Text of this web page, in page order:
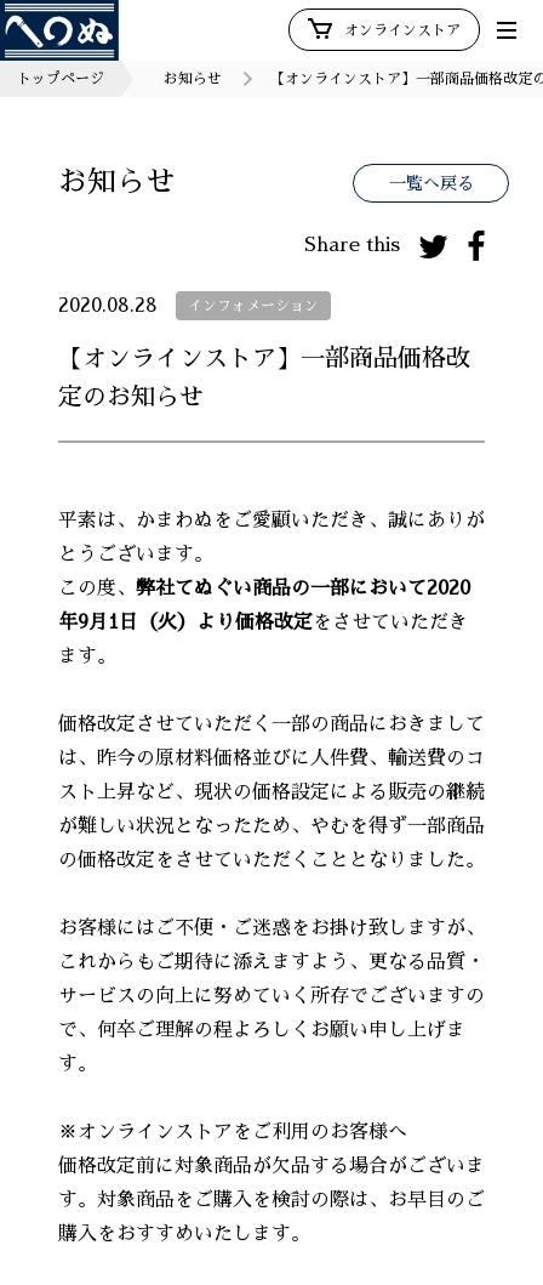
オンラインストア
トップページ お知らせ 【オンラインストア】一部商品価格改定
お知らせ 一覧へ戻る
2020.08.28 インフォメーション
Share this
【オンラインストア】一部商品価格改
定のお知らせ
平素は、かまわぬをご愛顧いただき、誠にありが
とうございます。
この度、 弊社てぬぐい商品の一部において2020
年9月1日（火）より価格改定をさせていただき
ます。
価格改定させていただく一部の商品におきまして
は、昨今の原材料価格並びに人件費、輸送費のコ
スト上昇など、現状の価格設定による販売の継続
が難しい状況となったため、やむを得ず一部商品
の価格改定をさせていただくこととなりました。
お客様にはご不便・ご迷惑をお掛け致しますが、
これからもご期待に添えますよう、更なる品質・
サービスの向上に努めていく所存でございますの
で、何卒ご理解の程よろしくお願い申し上げま
す。
※オンラインストアをご利用のお客様へ
価格改定前に対象商品が欠品する場合がございま
す。対象商品をご購入を検討の際は、お早目のご
購入をおすすめいたします。